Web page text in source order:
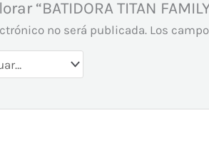
“BATIDORA TITAN
no será publicada. Los